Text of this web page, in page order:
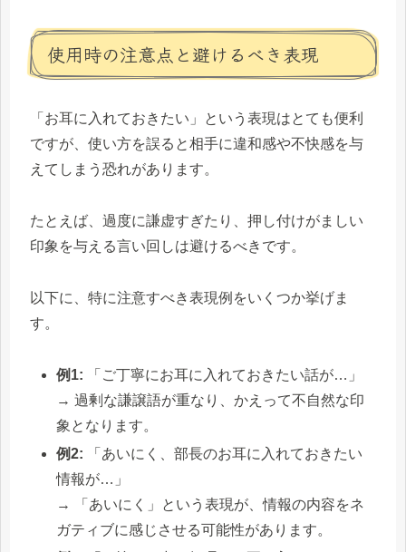
使用時の注意点と避けるべき表現
「お耳に入れておきたい」という表現はとても便利
ですが、使い方を誤ると相手に違和感や不快感を与
えてしまう恐れがあります。
たとえば、過度に謙虚すぎたり、押し付けがましい
印象を与える言い回しは避けるべきです。
以下に、特に注意すべき表現例をいくつか挙げま
す。
例1: 「ご丁寧にお耳に入れておきたい話が…」
→ 過剰な謙譲語が重なり、かえって不自然な印
象となります。
例2: 「あいにく、部長のお耳に入れておきたい
情報が…」
→ 「あいにく」という表現が、情報の内容をネ
ガティブに感じさせる可能性があります。